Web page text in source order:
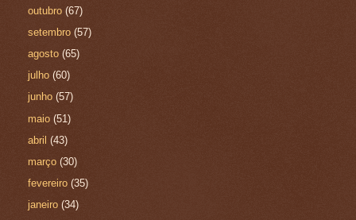
outubro(67)
setembro(57)
agosto(65)
julho(60)
junho(57)
maio(51)
abril(43)
março(30)
fevereiro(35)
janeiro(34)